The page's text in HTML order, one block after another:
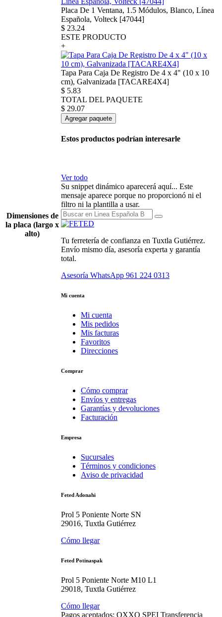
Dimensiones de
la placa (largo x
alto)
Placa De 1 Ventana, 1.5 Módulos, Blanco, Línea
Española, Volteck [47044]
$ 23.24
ESTE PRODUCTO
+
Tapa Para Caja De Registro De 4 x 4" (10 x 10
cm), Galvanizada [TACARE4X4]
$ 5.83
TOTAL DEL PAQUETE
$ 29.07
Agregar paquete
Estos productos podrían interesarle
Ver todo
Su snippet dinámico aparecerá aquí... Este
mensaje aparece porque no proporcionó ni el
filtro ni la plantilla a usar.
Tu ferretería de confianza en Tuxtla Gutiérrez.
Envío mismo día, asesoría experta y garantía
total.
Asesoría WhatsApp 961 224 0313
Mi cuenta
Mi cuenta
Mis pedidos
Mis facturas
Favoritos
Direcciones
Comprar
Cómo comprar
Envíos y entregas
Garantías y devoluciones
Facturación
Empresa
Sucursales
Términos y condiciones
Aviso de privacidad
Feted Adonahi
Prol 5 Poniente Norte SN
29016, Tuxtla Gutiérrez
Cómo llegar
Feted Potinaspak
Prol 5 Poniente Norte M10 L1
29018, Tuxtla Gutiérrez
Cómo llegar
Pagos aceptados: OXXO SPEI Transferencia